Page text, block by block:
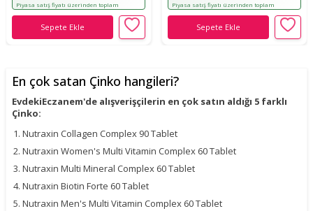
Piyasa satış fiyatı üzerinden toplam
indirim oranıdır!
Sepete Ekle
Piyasa satış fiyatı üzerinden toplam
indirim oranıdır!
Sepete Ekle
En çok satan Çinko hangileri?
EvdekiEczanem'de alışverişçilerin en çok satın aldığı 5 farklı
Çinko:
Nutraxin Collagen Complex 90 Tablet
Nutraxin Women's Multi Vitamin Complex 60 Tablet
Nutraxin Multi Mineral Complex 60 Tablet
Nutraxin Biotin Forte 60 Tablet
Nutraxin Men's Multi Vitamin Complex 60 Tablet